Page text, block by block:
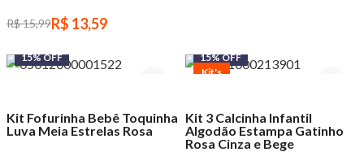
R$ 15,99R$ 13,59
15% OFF
Kit Fofurinha Bebê Toquinha
Luva Meia Estrelas Rosa
15% OFF
Kit's
Kit 3 Calcinha Infantil
Algodão Estampa Gatinho
Rosa Cinza e Bege